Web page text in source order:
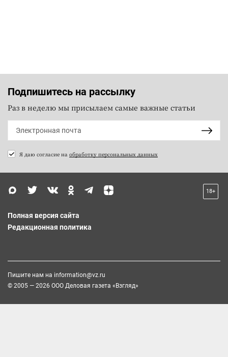
Подпишитесь на рассылку
Раз в неделю мы присылаем самые важные статьи
Я даю согласие на обработку персональных данных
18+
Полная версия сайта
Редакционная политика
Пишите нам на information@vz.ru
© 2005 — 2026 ООО Деловая газета «Взгляд»